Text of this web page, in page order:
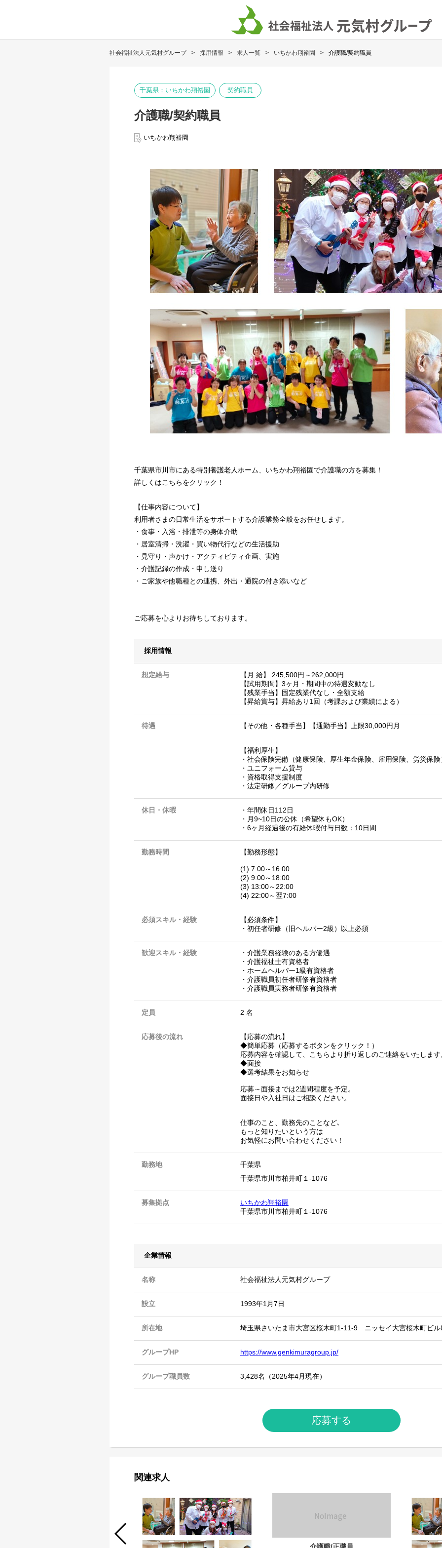
社会福祉法人元気村グループ 採用情報 求人一覧 いちかわ翔裕園 介護職/契約職員
千葉県：いちかわ翔裕園 契約職員
介護職/契約職員
いちかわ翔裕園
千葉県市川市にある特別養護老人ホーム、いちかわ翔裕園で介護職の方を募集！
詳しくはこちらをクリック！
【仕事内容について】
利用者さまの日常生活をサポートする介護業務全般をお任せします。
・食事・入浴・排泄等の身体介助
・居室清掃・洗濯・買い物代行などの生活援助
・見守り・声かけ・アクティビティ企画、実施
・介護記録の作成・申し送り
・ご家族や他職種との連携、外出・通院の付き添いなど
ご応募を心よりお待ちしております。
採用情報
想定給与
【月 給】 245,500円～262,000円
【試用期間】3ヶ月・期間中の待遇変動なし
【残業手当】固定残業代なし・全額支給
【昇給賞与】昇給あり1回（考課および業績による）
待遇 【その他・各種手当】【通勤手当】上限30,000円月
【福利厚生】
・社会保険完備（健康保険、厚生年金保険、雇用保険、労災保険
・ユニフォーム貸与
・資格取得支援制度
・法定研修／グループ内研修
休日・休暇
・年間休日112日
・月9~10日の公休（希望休もOK）
・6ヶ月経過後の有給休暇付与日数：10日間
勤務時間 【勤務形態】
(1) 7:00～16:00
(2) 9:00～18:00
(3) 13:00～22:00
(4) 22:00～翌7:00
必須スキル・経験
【必須条件】
・初任者研修（旧ヘルパー2級）以上必須
歓迎スキル・経験
・介護業務経験のある方優遇
・介護福祉士有資格者
・ホームヘルパー1級有資格者
・介護職員初任者研修有資格者
・介護職員実務者研修有資格者
定員 2 名
応募後の流れ
【応募の流れ】
◆簡単応募（応募するボタンをクリック！）
応募内容を確認して、こちらより折り返しのご連絡をいたします
◆面接
◆選考結果をお知らせ
応募～面接までは2週間程度を予定。
面接日や入社日はご相談ください。
仕事のこと、勤務先のことなど､
もっと知りたいという方は
お気軽にお問い合わせください！
勤務地
千葉県
千葉県市川市柏井町１-1076
募集拠点
いちかわ翔裕園
千葉県市川市柏井町１-1076
企業情報
名称 社会福祉法人元気村グループ
設立 1993年1月7日
所在地 埼玉県さいたま市大宮区桜木町1-11-9 ニッセイ大宮桜木町ビル
グループHP https://www.genkimuragroup.jp/
グループ職員数 3,428名（2025年4月現在）
応募する
関連求人